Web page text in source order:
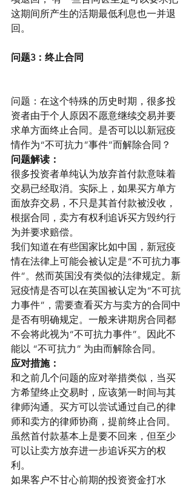
这期间所产生的活期最低利息也一并退
回。
问题3：终止合同
问题：在这个特殊的历史时期，很多投
资者由于个人原因不愿意继续交易并要
求单方面终止合同。是否可以以新冠疫
情作为“不可抗力”事件”而解除合同？
问题解读：
很多投资者单纯认为放弃首付款意味着
交易已经取消。实际上，如果买方单方
面放弃交易，不只是其首付款被没收，
根据合同，卖方有权利追诉买方毁约行
为并要求赔偿。
我们知道在有些国家比如中国，新冠疫
情在法律上可能会被认定是“不可抗力事
件”。然而英国没有类似的法律规定。新
冠疫情是否可以在英国被认定为“不可抗
力事件”，需要查看买方与卖方的合同中
是否有明确规定。一般来讲期房合同都
不会将此视为“不可抗力事件”。因此不
能以 “不可抗力” 为由而解除合同。
应对措施：
和之前几个问题的应对举措类似，当买
方希望终止交易时，应该第一时间与其
律师沟通。买方可以尝试通过自己的律
师和卖方的律师协商，提前终止合同。
虽然首付款基本上是要不回来，但至少
可以让卖方放弃进一步追诉买方的权
利。
如果客户不甘心前期的投资资金打水